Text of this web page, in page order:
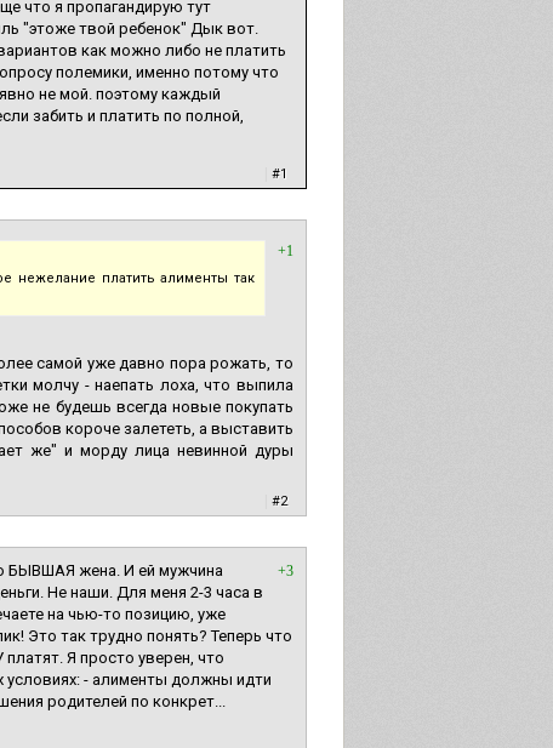
что я пропагандирую тут
"этоже твой ребенок" Дык вот.
как можно либо не платить
полемики, именно потому что
не мой. поэтому каждый
забить и платить по полной,
#1
+1
нежелание платить алименты так
самой уже давно пора рожать, то
молчу - наепать лоха, что выпила
не будешь всегда новые покупать
короче залететь, а выставить
же" и морду лица невинной дуры
#2
+3
БЫВШАЯ жена. И ей мужчина
Не наши. Для меня 2-3 часа в
на чью-то позицию, уже
Это так трудно понять? Теперь что
Я просто уверен, что
- алименты должны идти
родителей по конкрет...